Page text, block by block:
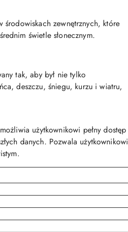
środowiskach zewnętrznych, które
świetle słonecznym.
tak, aby był nie tylko
deszczu, śniegu, kurzu i wiatru,
użytkownikowi pełny dostęp
danych. Pozwala użytkownikowi